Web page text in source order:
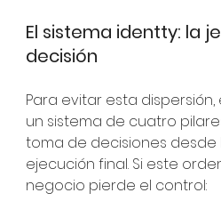
El sistema identty: la
decisión
Para evitar esta
un sistema de cuatro
toma de decisiones desde
ejecución final. Si este
negocio pierde el control: